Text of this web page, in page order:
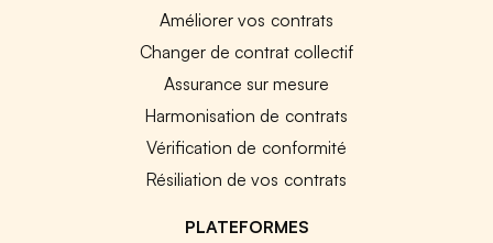
Améliorer vos contrats
Changer de contrat collectif
Assurance sur mesure
Harmonisation de contrats
Vérification de conformité
Résiliation de vos contrats
PLATEFORMES